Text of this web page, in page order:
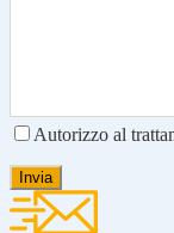
Autorizzo al